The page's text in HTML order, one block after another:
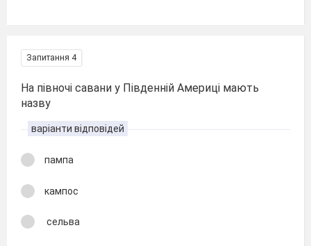
Запитання 4
На півночі савани у Південній Америці мають
назву
варіанти відповідей
пампа
кампос
сельва